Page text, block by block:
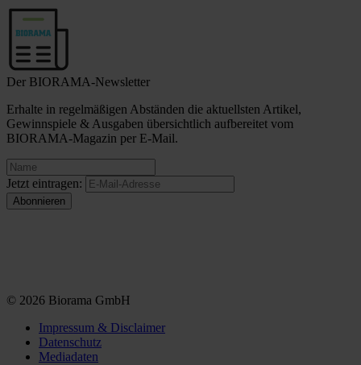
Der BIORAMA-Newsletter
Erhalte in regelmäßigen Abständen die aktuellsten Artikel,
Gewinnspiele & Ausgaben übersichtlich aufbereitet vom
BIORAMA-Magazin per E-Mail.
Jetzt eintragen:
© 2026 Biorama GmbH
Impressum & Disclaimer
Datenschutz
Mediadaten